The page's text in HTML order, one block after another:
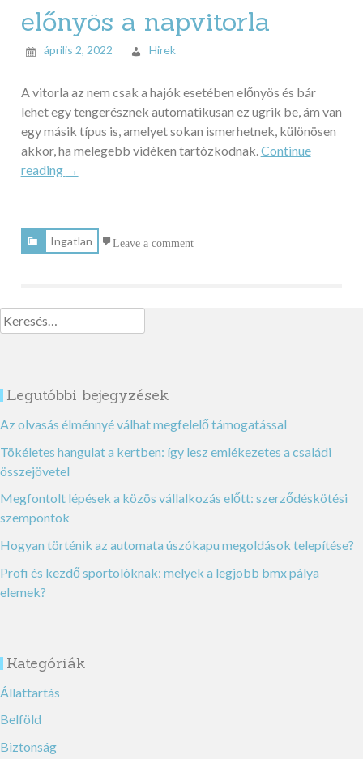
előnyös a napvitorla
április 2, 2022 Hirek
A vitorla az nem csak a hajók esetében előnyös és bár
lehet egy tengerésznek automatikusan ez ugrik be, ám van
egy másik típus is, amelyet sokan ismerhetnek, különösen
akkor, ha melegebb vidéken tartózkodnak. Continue
reading „Napsütésben
is
előnyös
→
Ingatlan Leave a comment
Keresés:
Legutóbbi bejegyzések
Az olvasás élménnyé válhat megfelelő támogatással
Tökéletes hangulat a kertben: így lesz emlékezetes a családi
összejövetel
Megfontolt lépések a közös vállalkozás előtt: szerződéskötési
szempontok
Hogyan történik az automata úszókapu megoldások telepítése?
Profi és kezdő sportolóknak: melyek a legjobb bmx pálya
elemek?
Kategóriák
Állattartás
Belföld
Biztonság